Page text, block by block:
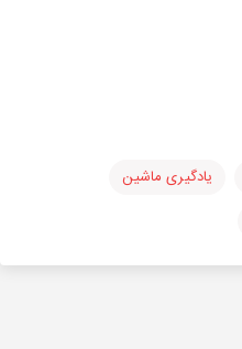
یادگیری ماشین